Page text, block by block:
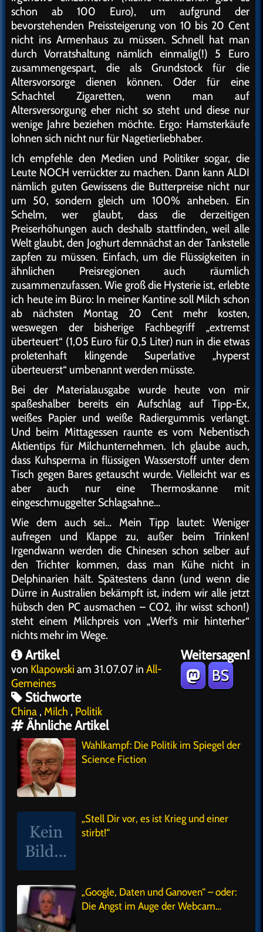
schon ab 100 Euro), um aufgrund der
bevorstehenden Preissteigerung von 10 bis 20 Cent
nicht ins Armenhaus zu müssen. Schnell hat man
durch Vorratshaltung nämlich einmalig(!) 5 Euro
zusammengespart, die als Grundstock für die
Altersvorsorge dienen können. Oder für eine
Schachtel Zigaretten, wenn man auf
Altersversorgung eher nicht so steht und diese nur
wenige Jahre beziehen möchte. Ergo: Hamsterkäufe
lohnen sich nicht nur für Nagetierliebhaber.
Ich empfehle den Medien und Politiker sogar, die
Leute NOCH verrückter zu machen. Dann kann ALDI
nämlich guten Gewissens die Butterpreise nicht nur
um 50, sondern gleich um 100% anheben. Ein
Schelm, wer glaubt, dass die derzeitigen
Preiserhöhungen auch deshalb stattfinden, weil alle
Welt glaubt, den Joghurt demnächst an der Tankstelle
zapfen zu müssen. Einfach, um die Flüssigkeiten in
ähnlichen Preisregionen auch räumlich
zusammenzufassen. Wie groß die Hysterie ist, erlebte
ich heute im Büro: In meiner Kantine soll Milch schon
ab nächsten Montag 20 Cent mehr kosten,
weswegen der bisherige Fachbegriff „extremst
überteuert“ (1,05 Euro für 0,5 Liter) nun in die etwas
proletenhaft klingende Superlative „hyperst
überteuerst“ umbenannt werden müsste.
Bei der Materialausgabe wurde heute von mir
spaßeshalber bereits ein Aufschlag auf Tipp-Ex,
weißes Papier und weiße Radiergummis verlangt.
Und beim Mittagessen raunte es vom Nebentisch
Aktientips für Milchunternehmen. Ich glaube auch,
dass Kuhsperma in flüssigen Wasserstoff unter dem
Tisch gegen Bares getauscht wurde. Vielleicht war es
aber auch nur eine Thermoskanne mit
eingeschmuggelter Schlagsahne…
Wie dem auch sei… Mein Tipp lautet: Weniger
aufregen und Klappe zu, außer beim Trinken!
Irgendwann werden die Chinesen schon selber auf
den Trichter kommen, dass man Kühe nicht in
Delphinarien hält. Spätestens dann (und wenn die
Dürre in Australien bekämpft ist, indem wir alle jetzt
hübsch den PC ausmachen – CO2, ihr wisst schon!)
steht einem Milchpreis von „Werf’s mir hinterher“
nichts mehr im Wege.
Weitersagen!
BS
Artikel
von Klapowski am 31.07.07 in All-
Gemeines
Stichworte
China , Milch , Politik
Ähnliche Artikel
Wahlkampf: Die Politik im Spiegel der
Science Fiction
„Stell Dir vor, es ist Krieg und einer
stirbt!“
„Google, Daten und Ganoven“ – oder:
Die Angst im Auge der Webcam…